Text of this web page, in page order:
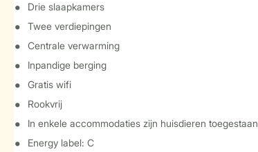
Drie slaapkamers
Twee verdiepingen
Centrale verwarming
Inpandige berging
Gratis wifi
Rookvrij
In enkele accommodaties zijn huisdieren toegestaan
Energy label: C